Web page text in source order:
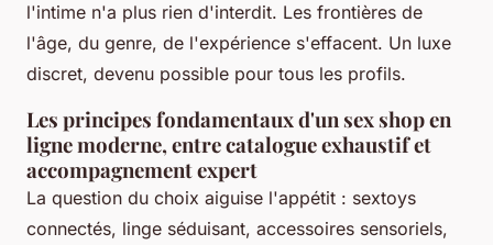
l'intime n'a plus rien d'interdit. Les frontières de
l'âge, du genre, de l'expérience s'effacent. Un luxe
discret, devenu possible pour tous les profils.
Les principes fondamentaux d'un sex shop en
ligne moderne, entre catalogue exhaustif et
accompagnement expert
La question du choix aiguise l'appétit : sextoys
connectés, linge séduisant, accessoires sensoriels,